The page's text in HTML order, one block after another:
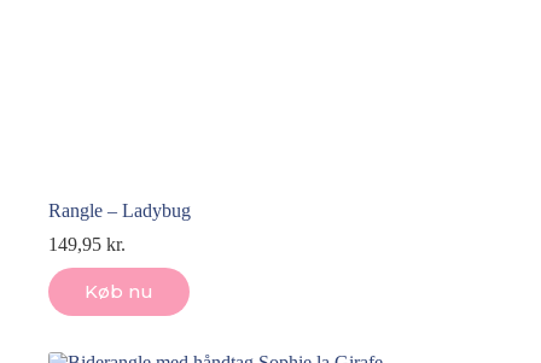
Rangle – Ladybug
149,95 kr.
Køb nu